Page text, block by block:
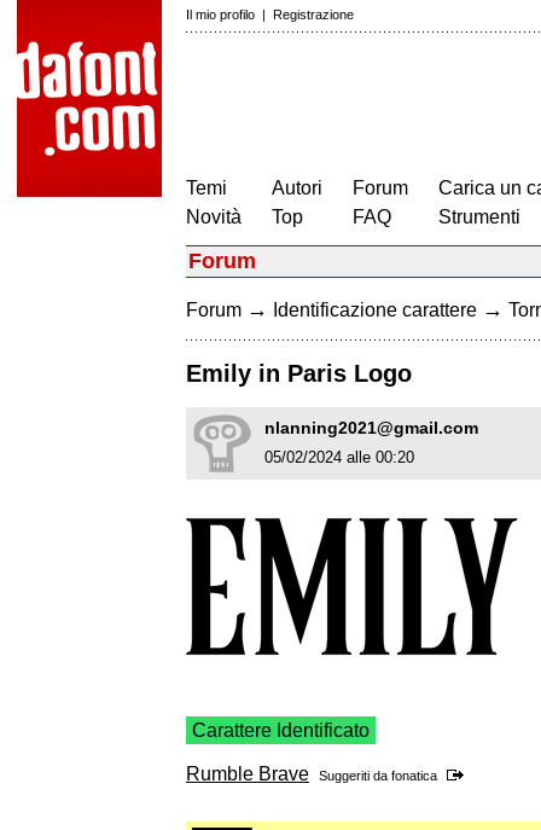
Il mio profilo | Registrazione
Temi
Novità
Autori
Top
Forum
FAQ
Carica un
Strumenti
Forum
Forum → Identificazione carattere →
Emily in Paris Logo
nlanning2021@gmail.com
05/02/2024 alle 00:20
Carattere Identificato
Rumble Brave Suggeriti da fonatica